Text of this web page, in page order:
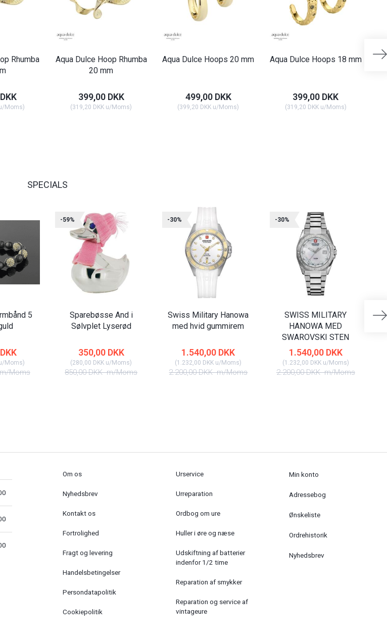
Rhumba
Moms)
Aqua Dulce Hoop Rhumba
20 mm
399,00 DKK
(319,20 DKK u/Moms)
Aqua Dulce Hoops 20 mm
499,00 DKK
(399,20 DKK u/Moms)
Aqua Dulce Hoops 18 mm
399,00 DKK
(319,20 DKKu/Moms)
SPECIALS
5
Moms)
Moms
-59%
Sparebøsse And i
Sølvplet Lyserød
350,00 DKK
(280,00 DKK u/Moms)
850,00 DKKm/Moms
-30%
Swiss Military Hanowa
med hvid gummirem
1.540,00 DKK
(1.232,00 DKK u/Moms)
2.200,00 DKKm/Moms
-30%
SWISS MILITARY
HANOWA MED
SWAROVSKI STEN
1.540,00 DKK
(1.232,00 DKKu/Moms)
2.200,00 DKKm/Moms
Om os
Nyhedsbrev
Kontakt os
Fortrolighed
Fragt og levering
Handelsbetingelser
Persondatapolitik
Cookiepolitik
Urservice
Urreparation
Ordbog om ure
Huller i øre og næse
Udskiftning af batterier
indenfor 1/2 time
Reparation af smykker
Reparation og service af
vintageure
Min konto
Adressebog
Ønskeliste
Ordrehistorik
Nyhedsbrev